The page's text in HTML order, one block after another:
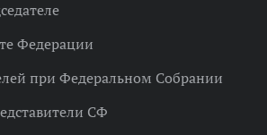
Федерации
при Федеральном Собрании
СФ